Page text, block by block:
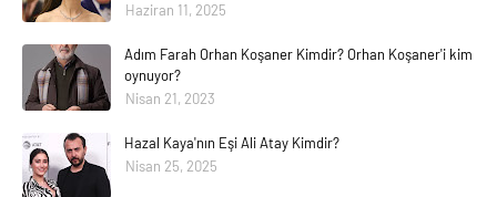
Haziran 11, 2025
Adım Farah Orhan Koşaner Kimdir? Orhan Koşaner'i kim
oynuyor?
Nisan 21, 2023
Hazal Kaya'nın Eşi Ali Atay Kimdir?
Nisan 25, 2025